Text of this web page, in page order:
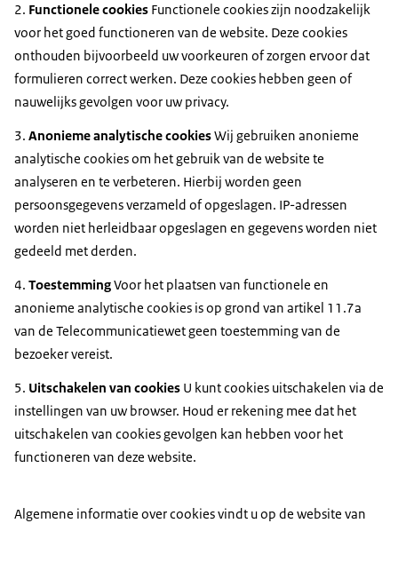
2. Functionele cookies Functionele cookies zijn noodzakelijk
voor het goed functioneren van de website. Deze cookies
onthouden bijvoorbeeld uw voorkeuren of zorgen ervoor dat
formulieren correct werken. Deze cookies hebben geen of
nauwelijks gevolgen voor uw privacy.
3. Anonieme analytische cookiesWij gebruiken anonieme
analytische cookies om het gebruik van de website te
analyseren en te verbeteren. Hierbij worden geen
persoonsgegevens verzameld of opgeslagen. IP-adressen
worden niet herleidbaar opgeslagen en gegevens worden niet
gedeeld met derden.
4. ToestemmingVoor het plaatsen van functionele en
anonieme analytische cookies is op grond van artikel 11.7a
van de Telecommunicatiewet geen toestemming van de
bezoeker vereist.
5. Uitschakelen van cookies U kunt cookies uitschakelen via de
instellingen van uw browser. Houd er rekening mee dat het
uitschakelen van cookies gevolgen kan hebben voor het
functioneren van deze website.
Algemene informatie over cookies vindt u op de website van